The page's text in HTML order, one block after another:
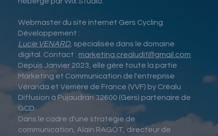
Webmaster du site internet Gers Cycling
Développement :
Lucie VENARD, spécialisée dans le domaine
digital. Contact : marketing.crealudif@gmail.com
Depuis Janvier 2023, elle gère toute la partie
Marketing et Communication de l'entreprise
Véranda et Verrière de France (VVF) by Créalu
Diffusion à Pujaudran 32600 (Gers) partenaire de
GCD.
Dans le cadre d'une stratégie de
communication, Alain RAGOT, directeur de